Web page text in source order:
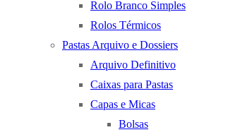
Rolo Branco Simples
Rolos Térmicos
Pastas Arquivo e Dossiers
Arquivo Definitivo
Caixas para Pastas
Capas e Micas
Bolsas